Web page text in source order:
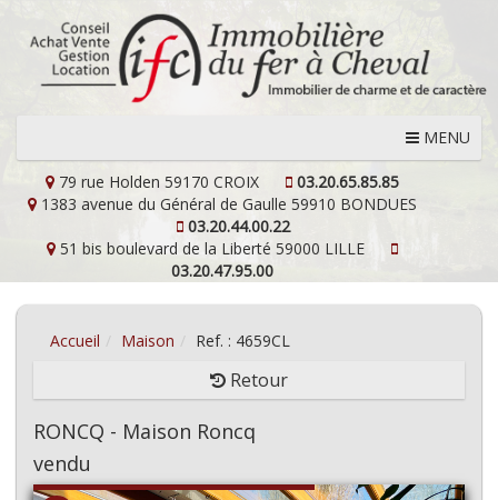
MENU
79 rue Holden 59170 CROIX
03.20.65.85.85
1383 avenue du Général de Gaulle 59910 BONDUES
03.20.44.00.22
51 bis boulevard de la Liberté 59000 LILLE
03.20.47.95.00
Accueil Maison Ref. : 4659CL
Retour
RONCQ - Maison Roncq
vendu